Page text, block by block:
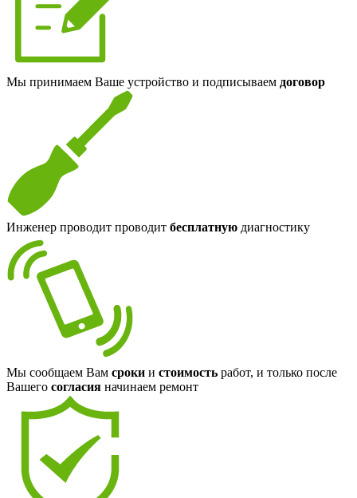
Мы принимаем Ваше устройство и подписываем договор
Инженер проводит проводит бесплатную диагностику
Мы сообщаем Вам сроки и стоимость работ, и только после
Вашего согласия начинаем ремонт